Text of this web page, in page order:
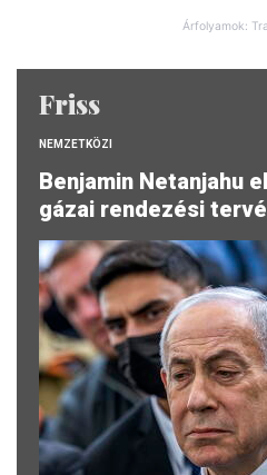
Árfolyamok:
Friss
NEMZETKÖZI
Benjamin Netanjahu
gázai rendezési